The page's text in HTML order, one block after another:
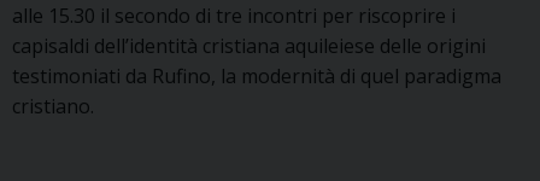
alle 15.30 il secondo di tre incontri per riscoprire i
capisaldi dell’identità cristiana aquileiese delle origini
testimoniati da Rufino, la modernità di quel paradigma
cristiano.